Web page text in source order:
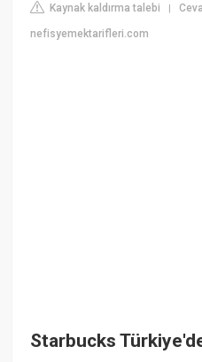
Kaynak kaldırma talebi |
nefisyemektarifleri.com
Starbucks